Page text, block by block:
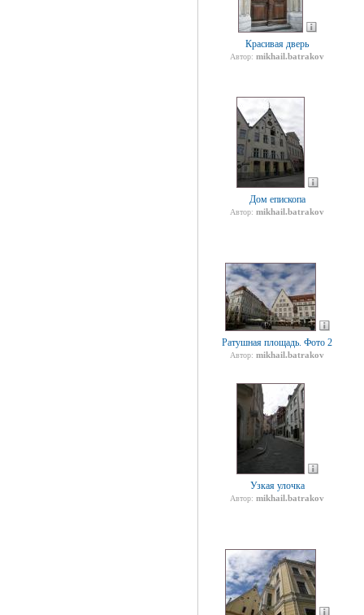
Красивая дверь
Автор: mikhail.batrakov
Дом епископа
Автор: mikhail.batrakov
Ратушная площадь. Фото 2
Автор: mikhail.batrakov
Узкая улочка
Автор: mikhail.batrakov